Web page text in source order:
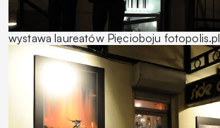
wystawa laureatów Pięcioboju fotopolis.pl